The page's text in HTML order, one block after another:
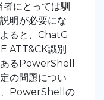
にとっては馴
明が必要にな
ると、ChatG
ATT&CK識別
るPowerShell
の問題につい
、PowerShellの